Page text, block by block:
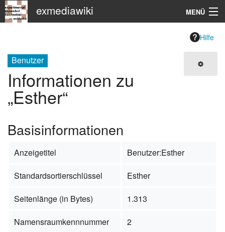
exmediawiki MENÜ
KHM
Suche
Hilfe
Benutzer
Informationen zu
„Esther“
Basisinformationen
Anzeigetitel
Benutzer:Esther
Standardsortierschlüssel
Esther
Seitenlänge (in Bytes)
1.313
Namensraumkennnummer
2